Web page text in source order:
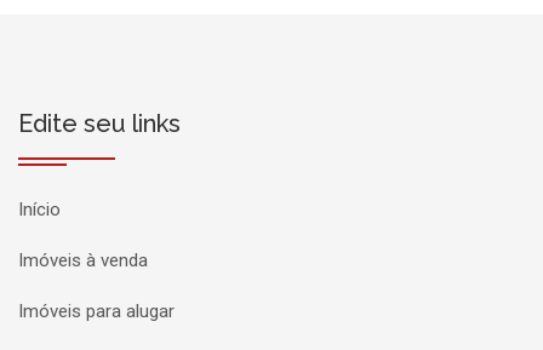
Edite seu links
Início
Imóveis à venda
Imóveis para alugar